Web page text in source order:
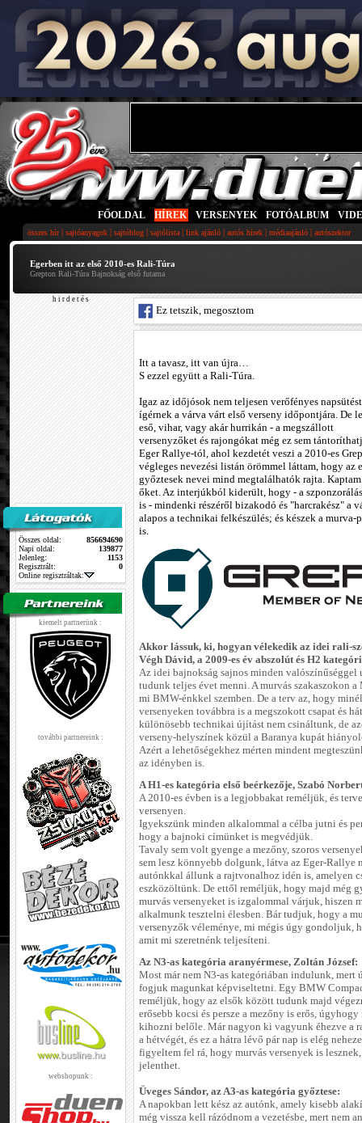
FŐOLDAL HÍREK VERSENYEK FOTÓALBUM
összes hír| sajtóanyagok | sajtóblog | sajtólista | link ajánló | autós hírek | médiaajánló | autószektor
Egerben itt az első 2010-es Rali-Túra
Grepton Rali-Túra Bajnokság első futama
h i r d e t é s
Összes oldal:
856694690
Napi oldal:
139877
Jelenleg:
1153
Regisztrált:
0
Online regisztráltak:
kiemelt partnerünk :
további partnereink :
webshopunk :
Ez tetszik, megosztom
Itt a tavasz, itt van újra…
S ezzel együtt a Rali-Túra.
Igaz az időjósok nem teljesen verőfényes napsütést
ígérnek a várva várt első verseny időpontjára. De
eső, vihar, vagy akár hurrikán - a megszállott
versenyzőket és rajongókat még ez sem
Eger Rallye-tól, ahol kezdetét veszi a 2010-es
végleges nevezési listán örömmel láttam, hogy
győztesek nevei mind megtalálhatók rajta.
őket. Az interjúkból kiderült, hogy - a
is - mindenki részéről bizakodó és "harcrakész" a
alapos a technikai felkészülés; és készek a
is.
Akkor lássuk, ki, hogyan vélekedik az idei rali-
Végh Dávid, a 2009-es év abszolút és H2
Az idei bajnokság sajnos minden
tudunk teljes évet menni. A murvás szakaszokon
mi BMW-énkkel szemben. De a terv az, hogy
versenyeken továbbra is a megszokott csapat és
különösebb technikai újítást nem csináltunk, de
verseny-helyszínek közül a Baranya kupát
Azért a lehetőségekhez mérten mindent
az idényben is.
A H1-es kategória első beérkezője, Szabó
A 2010-es évben is a legjobbakat reméljük, és
versenyen.
Igyekszünk minden alkalommal a célba jutni és
hogy a bajnoki címünket is megvédjük.
Tavaly sem volt gyenge a mezőny, szoros
sem lesz könnyebb dolgunk, látva az Eger-Rallye
autónkkal állunk a rajtvonalhoz idén is, amelyen
eszközöltünk. De ettől reméljük, hogy majd még
murvás versenyeket is izgalommal várjuk, hiszen
alkalmunk tesztelni élesben. Bár tudjuk, hogy a
versenyzők véleménye, mi mégis úgy gondoljuk,
amit mi szeretnénk teljesíteni.
Az N3-as kategória aranyérmese, Zoltán József:
Most már nem N3-as kategóriában indulunk, mert
fogjuk magunkat képviseltetni. Egy BMW
reméljük, hogy az elsők között tudunk majd
erősebb kocsi és persze a mezőny is erős,
kihozni belőle. Már nagyon ki vagyunk éhezve a
a hétvégét, és ez a hátra lévő pár nap is elég
figyeltem fel rá, hogy murvás versenyek is
jelenthet.
Üveges Sándor, az A3-as kategória győztese:
A napokban lett kész az autónk, amely kisebb
még vissza kell rázódnom a vezetésbe, mert nem